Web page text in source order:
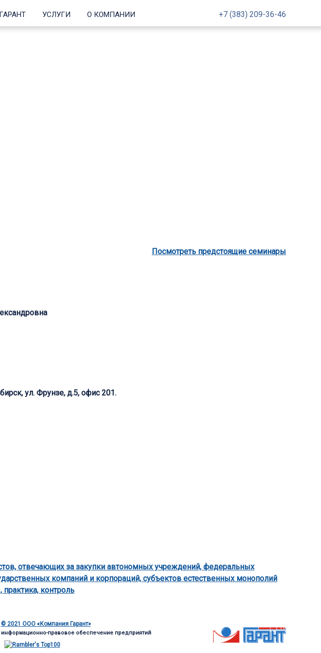
УСЛУГИ О КОМПАНИИ +7 (383) 209-36-46
Посмотреть предстоящие семинары
ул. Фрунзе, д.5, офис 201.
отвечающих за закупки автономных учреждений, федеральных
компаний и корпораций, субъектов естественных монополий
контроль
© 2021 ООО «Компания Гарант»
информационно-правовое обеспечение предприятий